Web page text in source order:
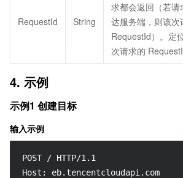
RequestId String
求都会返回（若
达服务端，则该
RequestId）。定
次请求的
4. 示例
示例1 创建目标
输入示例
POST / HTTP/1.1
Host: eb.tencentcloudapi.com